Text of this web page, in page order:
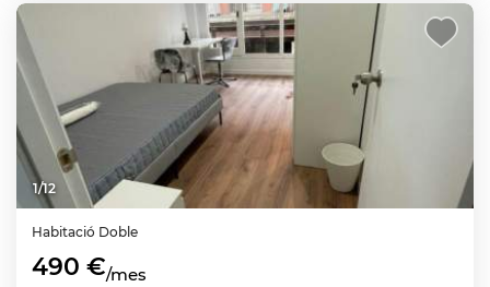
1/12
Habitació Doble
490 €/mes